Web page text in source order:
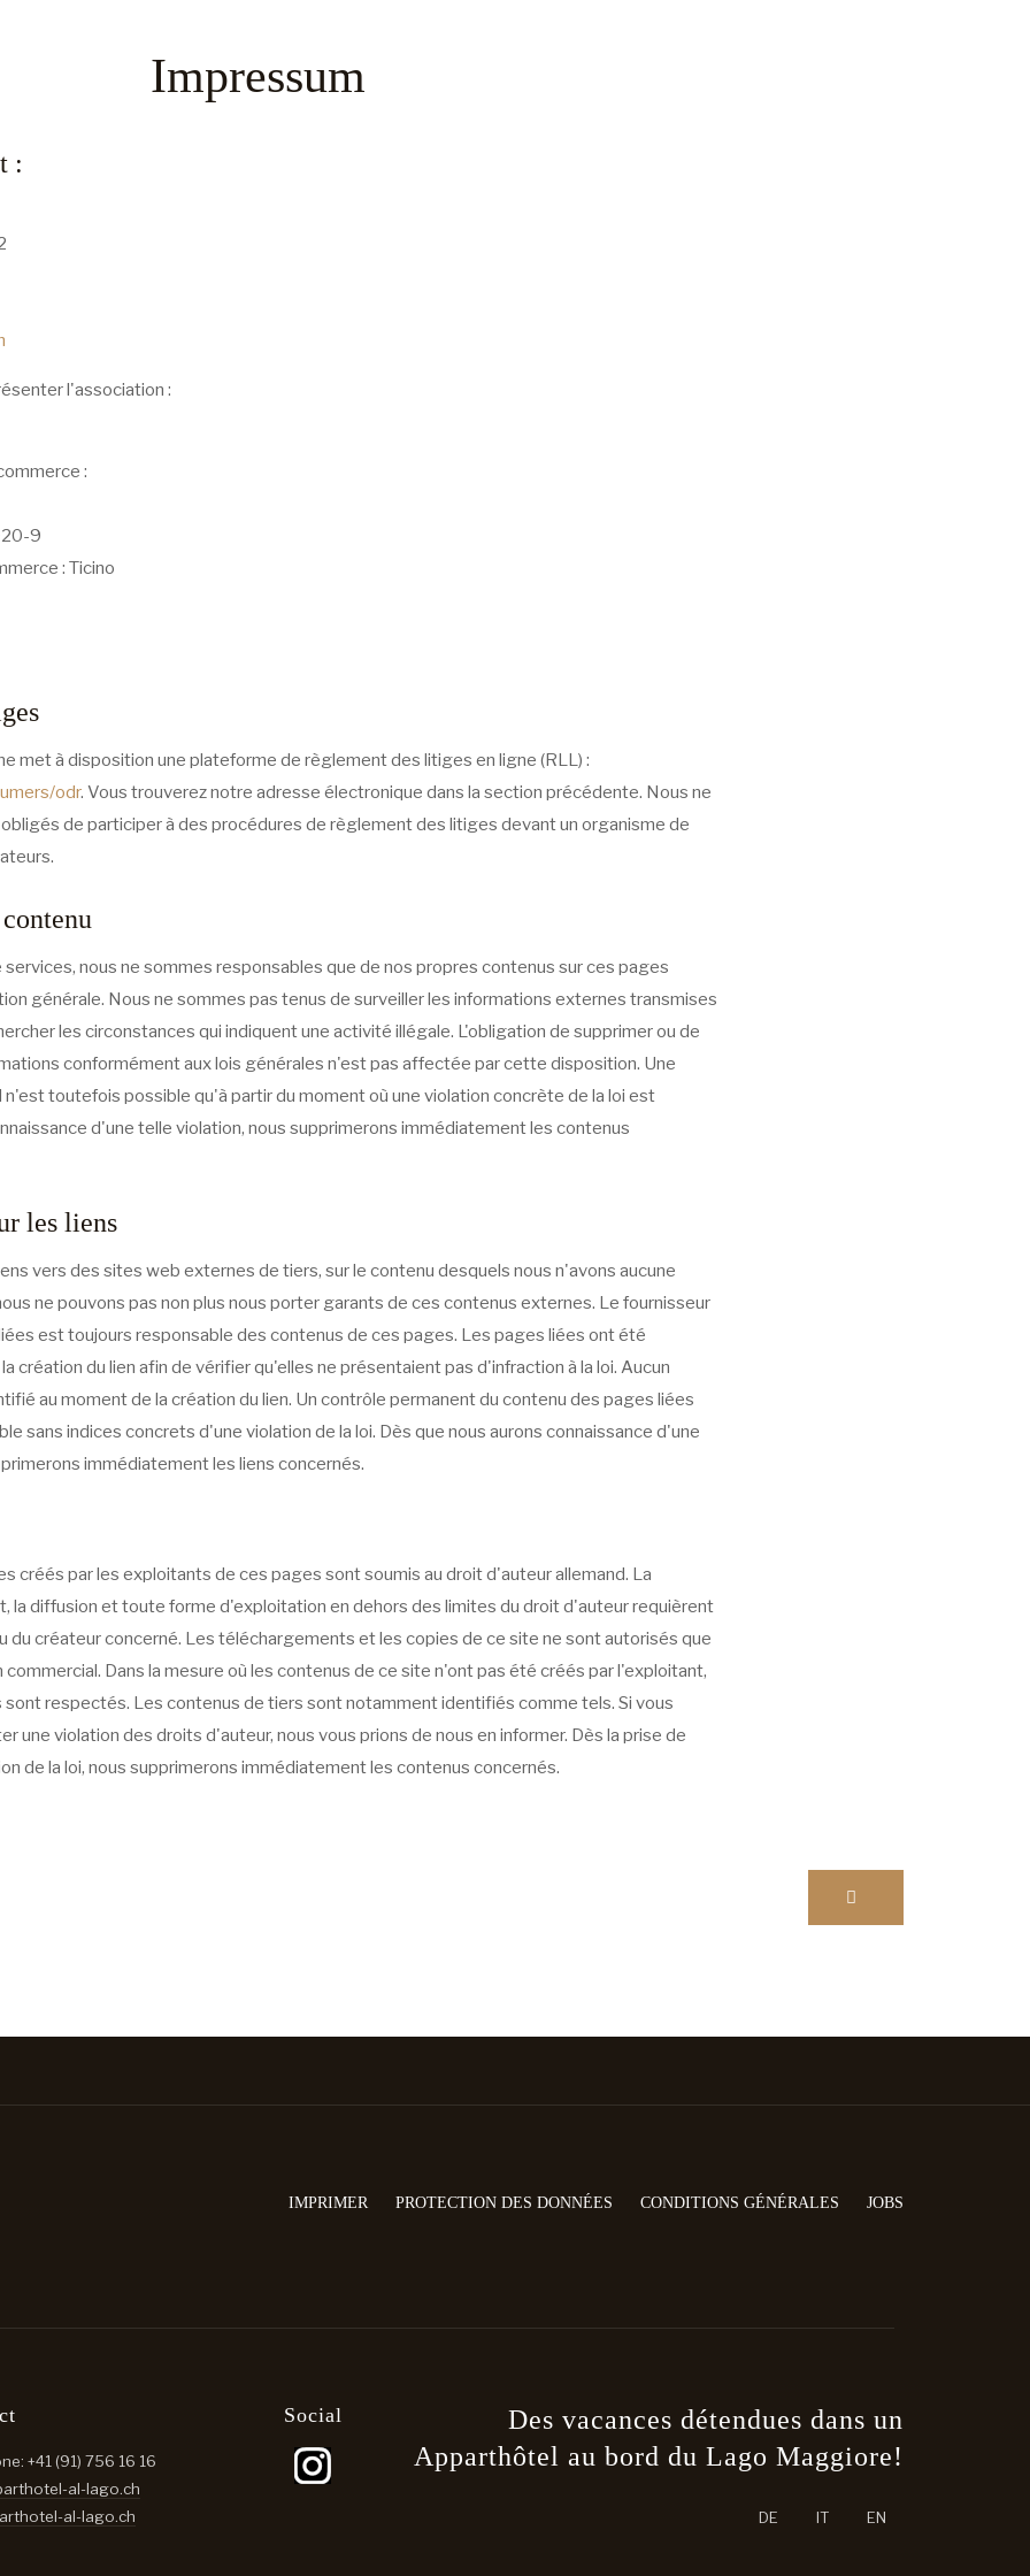
Impressum
:
l'association :
:
9
: Ticino
met à disposition une plateforme de règlement des litiges en ligne (RLL) :
odr. Vous trouverez notre adresse électronique dans la section précédente. Nous ne
de participer à des procédures de règlement des litiges devant un organisme de
nous ne sommes responsables que de nos propres contenus sur ces pages
générale. Nous ne sommes pas tenus de surveiller les informations externes transmises
les circonstances qui indiquent une activité illégale. L'obligation de supprimer ou de
conformément aux lois générales n'est pas affectée par cette disposition. Une
toutefois possible qu'à partir du moment où une violation concrète de la loi est
d'une telle violation, nous supprimerons immédiatement les contenus
les liens
vers des sites web externes de tiers, sur le contenu desquels nous n'avons aucune
ne pouvons pas non plus nous porter garants de ces contenus externes. Le fournisseur
est toujours responsable des contenus de ces pages. Les pages liées ont été
création du lien afin de vérifier qu'elles ne présentaient pas d'infraction à la loi. Aucun
au moment de la création du lien. Un contrôle permanent du contenu des pages liées
sans indices concrets d'une violation de la loi. Dès que nous aurons connaissance d'une
immédiatement les liens concernés.
créés par les exploitants de ces pages sont soumis au droit d'auteur allemand. La
la diffusion et toute forme d'exploitation en dehors des limites du droit d'auteur requièrent
du créateur concerné. Les téléchargements et les copies de ce site ne sont autorisés que
commercial. Dans la mesure où les contenus de ce site n'ont pas été créés par l'exploitant,
respectés. Les contenus de tiers sont notamment identifiés comme tels. Si vous
une violation des droits d'auteur, nous vous prions de nous en informer. Dès la prise de
de la loi, nous supprimerons immédiatement les contenus concernés.
IMPRIMER PROTECTION DES DONNÉES CONDITIONS GÉNÉRALES JOBS
+41 (91) 756 16 16
al-lago.ch
al-lago.ch
Social
Des vacances détendues dans un
Apparthôtel au bord du Lago Maggiore!
DE IT EN